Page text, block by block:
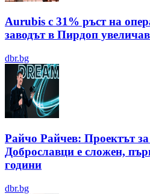
Aurubis с 31% ръст на
заводът в Пирдоп
dbr.bg
Райчо Райчев: Проектът
Доброславци е сложен,
години
dbr.bg